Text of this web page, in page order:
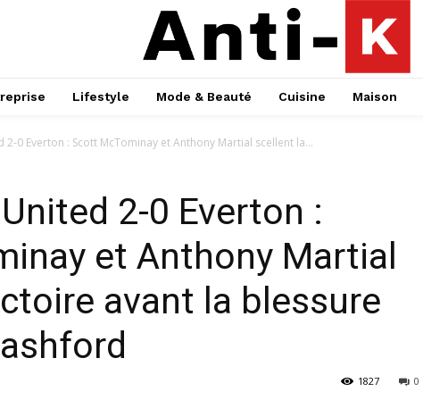
Lifestyle Mode & Beauté Cuisine Maison
2-0 Everton : Scott McTominay et Anthony Martial scellent la...
2-0 Everton :
et Anthony Martial
avant la blessure
0
1827